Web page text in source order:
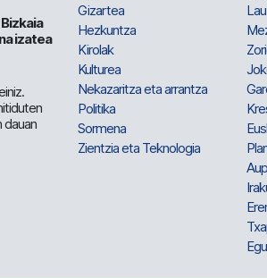
Bizkaia
izatea
dauan
Gizartea
Hezkuntza
Kirolak
Kulturea
Nekazaritza eta arrantza
Politika
Sormena
Zientzia eta Teknologia